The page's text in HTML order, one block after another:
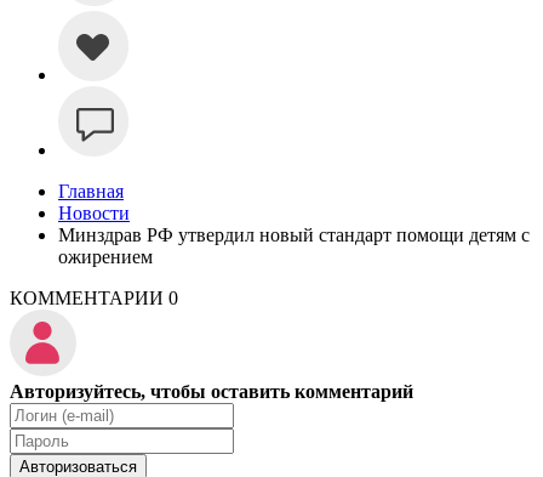
Главная
Новости
Минздрав РФ утвердил новый стандарт помощи детям с
ожирением
КОММЕНТАРИИ 0
Авторизуйтесь, чтобы оставить комментарий
Авторизоваться